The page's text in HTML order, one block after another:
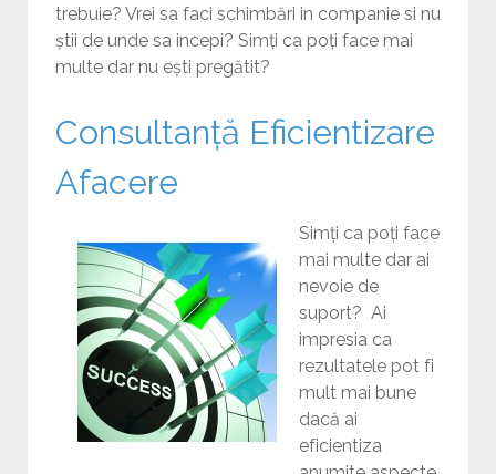
trebuie? Vrei sa faci schimbări in companie si nu
știi de unde sa incepi? Simți ca poți face mai
multe dar nu ești pregătit?
Consultanță Eficientizare
Afacere
Simți ca poți face
mai multe dar ai
nevoie de
suport? Ai
impresia ca
rezultatele pot fi
mult mai bune
dacă ai
eficientiza